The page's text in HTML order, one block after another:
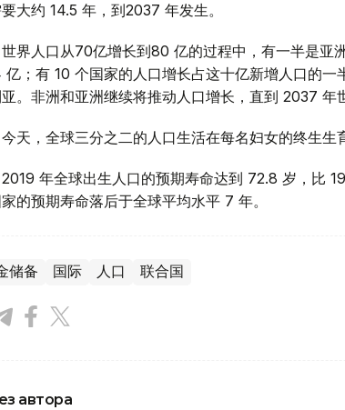
大约 14.5 年，到2037 年发生。
界人口从70亿增长到80 亿的过程中，有一半是亚
；有 10 个国家的人口增长占这十亿新增人口的一
。非洲和亚洲继续将推动人口增长，直到 2037 年
天，全球三分之二的人口生活在每名妇女的终生生
年全球出生人口的预期寿命达到 72.8 岁，比
的预期寿命落后于全球平均水平 7 年。
储备 国际 人口 联合国
автора